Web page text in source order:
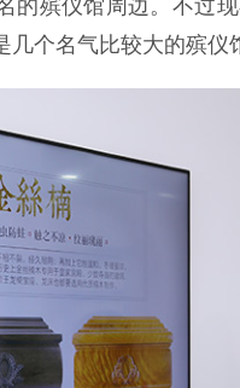
的殡仪馆周边。不过
个名气比较大的殡仪